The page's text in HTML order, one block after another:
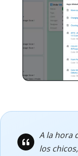
A la hora
los